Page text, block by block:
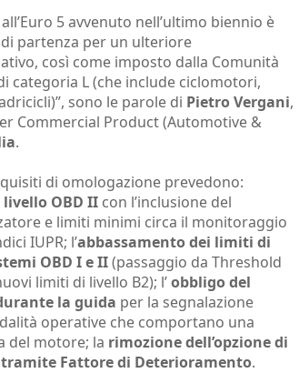
5 avvenuto nell’ultimo biennio è
partenza per un ulteriore
così come imposto dalla Comunità
categoria L (che include ciclomotori,
sono le parole di Pietro Vergani,
Commercial Product (Automotive &
.
di omologazione prevedono:
OBD II con l’inclusione del
e limiti minimi circa il monitoraggio
IUPR; l’abbassamento dei limiti di
OBD I e II(passaggio da Threshold
limiti di livello B2); l’obbligo del
la guida per la segnalazione
operative che comportano una
del motore; la rimozione dell’opzione di
Fattore di Deterioramento.